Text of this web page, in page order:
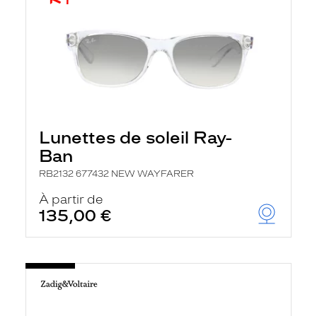
Lunettes de soleil Ray-
Ban
RB2132 677432 NEW WAYFARER
À partir de
135,00 €